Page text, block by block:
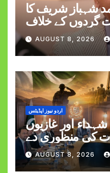
شہباز شریف کا
گردوں کے خلاف
کیپٹن حمزہ اکرم
اظہارِ افسوس
AUGUST 8, 2026
اردو نیوز اپڈیٹس
اور غازیوں
کی منظوری دے
دیAUGUST 8, 2026